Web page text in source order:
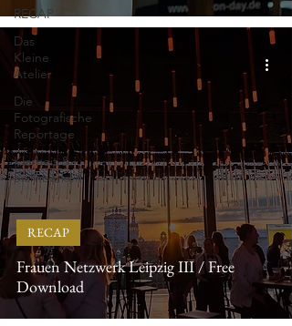
RECAP
Das
Kleine
Atelier
Die
Fotografische
Reportage
Klarheit &
Sichtbarkeit
Frauen Netzwerk Leipzig III / Free
Download
RECAP